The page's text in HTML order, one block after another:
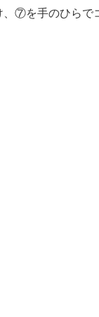
⑦を手のひらで